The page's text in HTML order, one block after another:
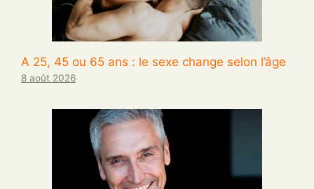
A 25, 45 ou 65 ans : le sexe change selon l’âge
8 août 2026